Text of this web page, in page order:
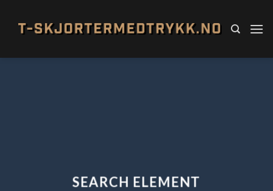
content
SEARCH ELEMENT